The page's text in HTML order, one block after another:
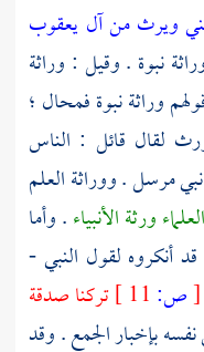
ويرث من آل يعقوب
نبوة . وقيل : وراثة
وراثة نبوة فمحال ؛
لقال قائل : الناس
مرسل . ووراثة العلم
العلماء ورثة الأنبياء. وأما
أنكروه لقول النبي -
[ص:
تركنا صدقة
بإخبار الجمع . وقد